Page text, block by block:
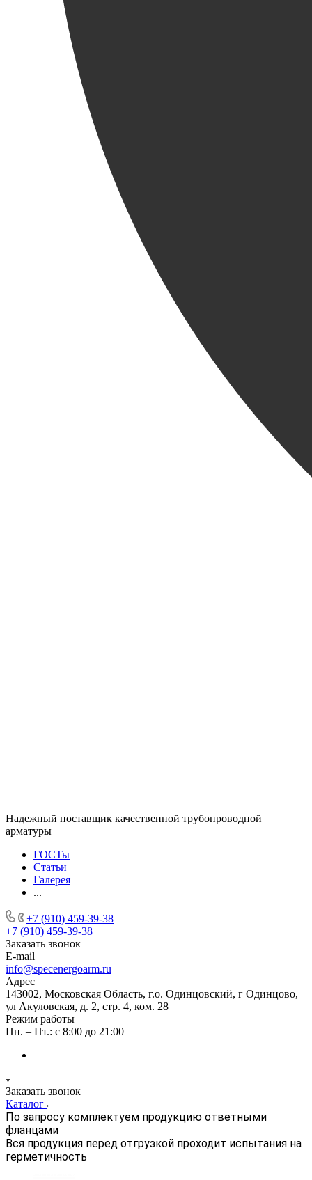
Надежный поставщик качественной трубопроводной
арматуры
ГОСТы
Статьи
Галерея
...
+7 (910) 459-39-38
+7 (910) 459-39-38
Заказать звонок
E-mail
info@specenergoarm.ru
Адрес
143002, Московская Область, г.о. Одинцовский, г Одинцово,
ул Акуловская, д. 2, стр. 4, ком. 28
Режим работы
Пн. – Пт.: с 8:00 до 21:00
Заказать звонок
Каталог
По запросу комплектуем продукцию ответными
фланцами
Вся продукция перед отгрузкой проходит испытания на
герметичность